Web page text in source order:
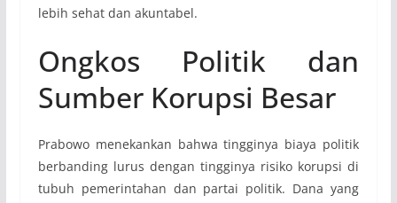
lebih sehat dan akuntabel.
Ongkos Politik dan
Sumber Korupsi Besar
Prabowo menekankan bahwa tingginya biaya politik
berbanding lurus dengan tingginya risiko korupsi di
tubuh pemerintahan dan partai politik. Dana yang